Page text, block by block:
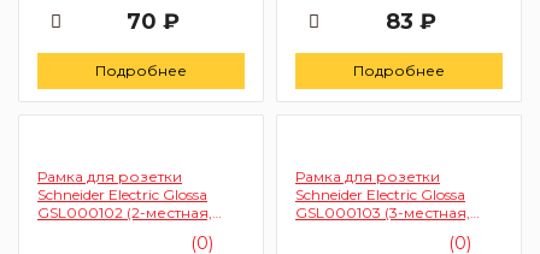
70 ₽
Подробнее
83 ₽
Подробнее
Рамка для розетки
Schneider Electric Glossa
GSL000102 (2-местная,
(0)
Рамка для розетки
Schneider Electric Glossa
GSL000103 (3-местная,
(0)